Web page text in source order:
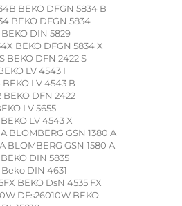
BEKO DFGN 5834 B
BEKO DFGN 5834
DIN 5829
BEKO DFGN 5834 X
BEKO DFN 2422 S
LV 4543 I
LV 4543 B
BEKO DFN 2422
LV 5655
LV 4543 X
BLOMBERG GSN 1380 A
BLOMBERG GSN 1580 A
DIN 5835
DIN 4631
BEKO DsN 4535 FX
DFs26010W BEKO